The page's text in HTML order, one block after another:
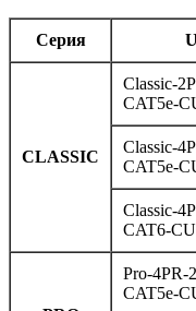
Серия
CLASSIC
Classic-
CAT5e-
Classic-
CAT5e-
Classic-
CAT6-
Pro-4PR-
CAT5e-